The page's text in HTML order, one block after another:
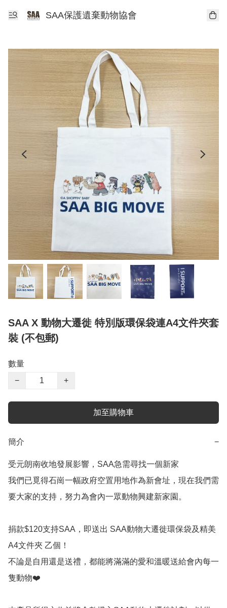
SAA保護遺棄動物協會
SAA X 動物大遷徙 特別版環保袋連A4文件夾套
裝 (不包郵)
數量
−
+
加至購物車
簡介 −
受元朗南收地發展影響，SAA急需尋找一個新家
我們已覓得石崗一幅政府空置用地作為新會址，現在我們需
要大家的支持，努力為會內一眾動物興建新家園。
捐款$120支持SAA，即送出 SAA動物大遷徙環保袋及精美
A4文件夾 乙個！
不論是自用還是送禮，都能將滿滿的愛和溫暖送給會內每一
隻動物❤️